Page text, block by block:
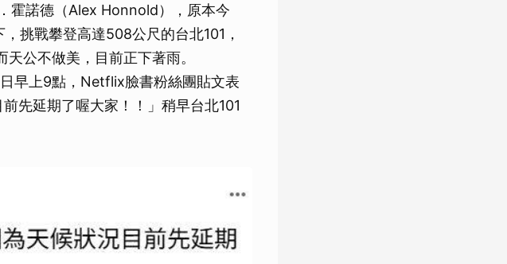
霍諾德（Alex Honnold），原本今
挑戰攀登高達508公尺的台北101，
公不做美，目前正下著雨。
早上9點，Netflix臉書粉絲團貼文表
先延期了喔大家！！」稍早台北101